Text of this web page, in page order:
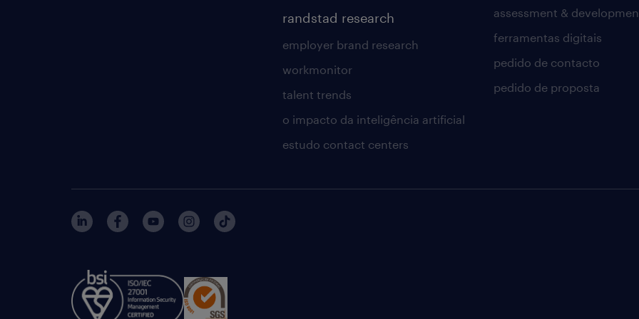
randstad research
employer brand research
workmonitor
talent trends
o impacto da inteligência artificial
estudo contact centers
assessment &
ferramentas digitais
pedido de contacto
pedido de proposta